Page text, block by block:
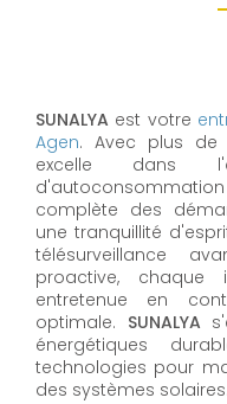
SUNALYA est votre
Agen. Avec plus de
excelle dans
complète des
une tranquillité
télésurveillance
proactive, chaque
entretenue en
optimale. SUNALYA
énergétiques
technologies pour
des systèmes solaires.